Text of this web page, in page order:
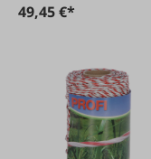
49,45 €*